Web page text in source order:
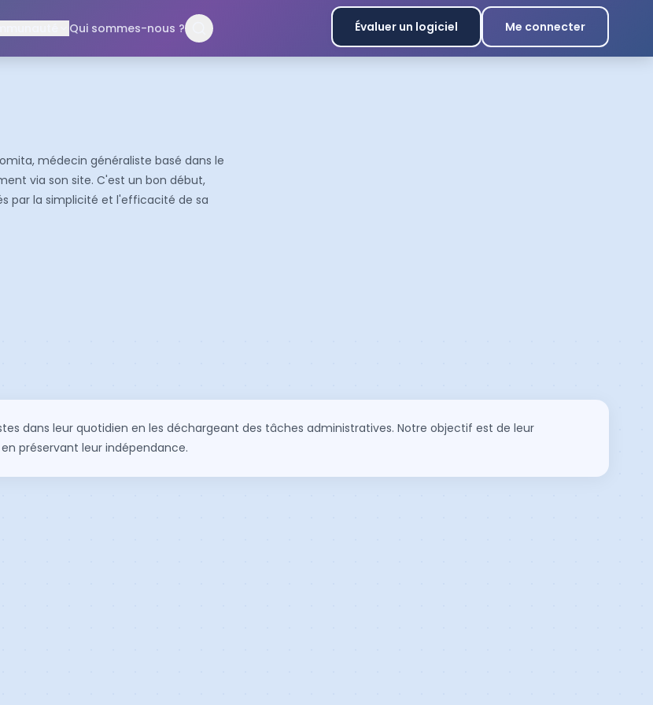
Qui sommes-nous ? Évaluer un logiciel Me connecter
médecin généraliste basé dans le
via son site. C'est un bon début,
par la simplicité et l'efficacité de sa
dans leur quotidien en les déchargeant des tâches administratives. Notre objectif est de leur
préservant leur indépendance.